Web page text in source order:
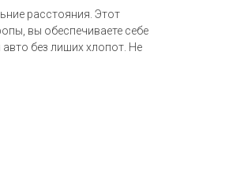
расстояния. Этот
вы обеспечиваете себе
без лиших хлопот. Не